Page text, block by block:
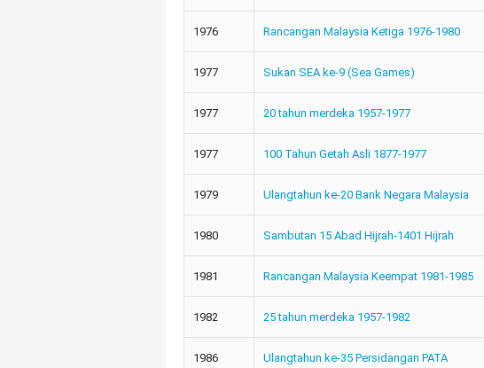
1976 Rancangan Malaysia Ketiga 1976-1980
1977 Sukan SEA ke-9 (Sea Games)
1977 20 tahun merdeka 1957-1977
1977 100 Tahun Getah Asli 1877-1977
1979 Ulangtahun ke-20 Bank Negara Malaysia
1980 Sambutan 15 Abad Hijrah-1401 Hijrah
1981 Rancangan Malaysia Keempat 1981-1985
1982 25 tahun merdeka 1957-1982
1986 Ulangtahun ke-35 Persidangan PATA